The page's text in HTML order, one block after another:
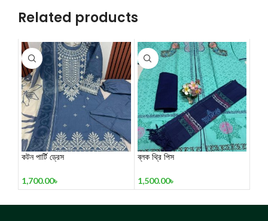
Related products
কটন পার্টি ড্রেস
1,700.00৳
ব্লক থ্রি পিস
1,500.00৳